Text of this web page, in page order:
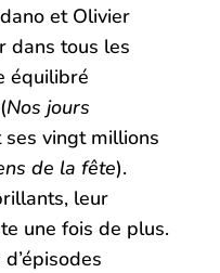
et Olivier
dans tous les
équilibré
Nos jours
ses vingt millions
de la fête).
leur
une fois de plus.